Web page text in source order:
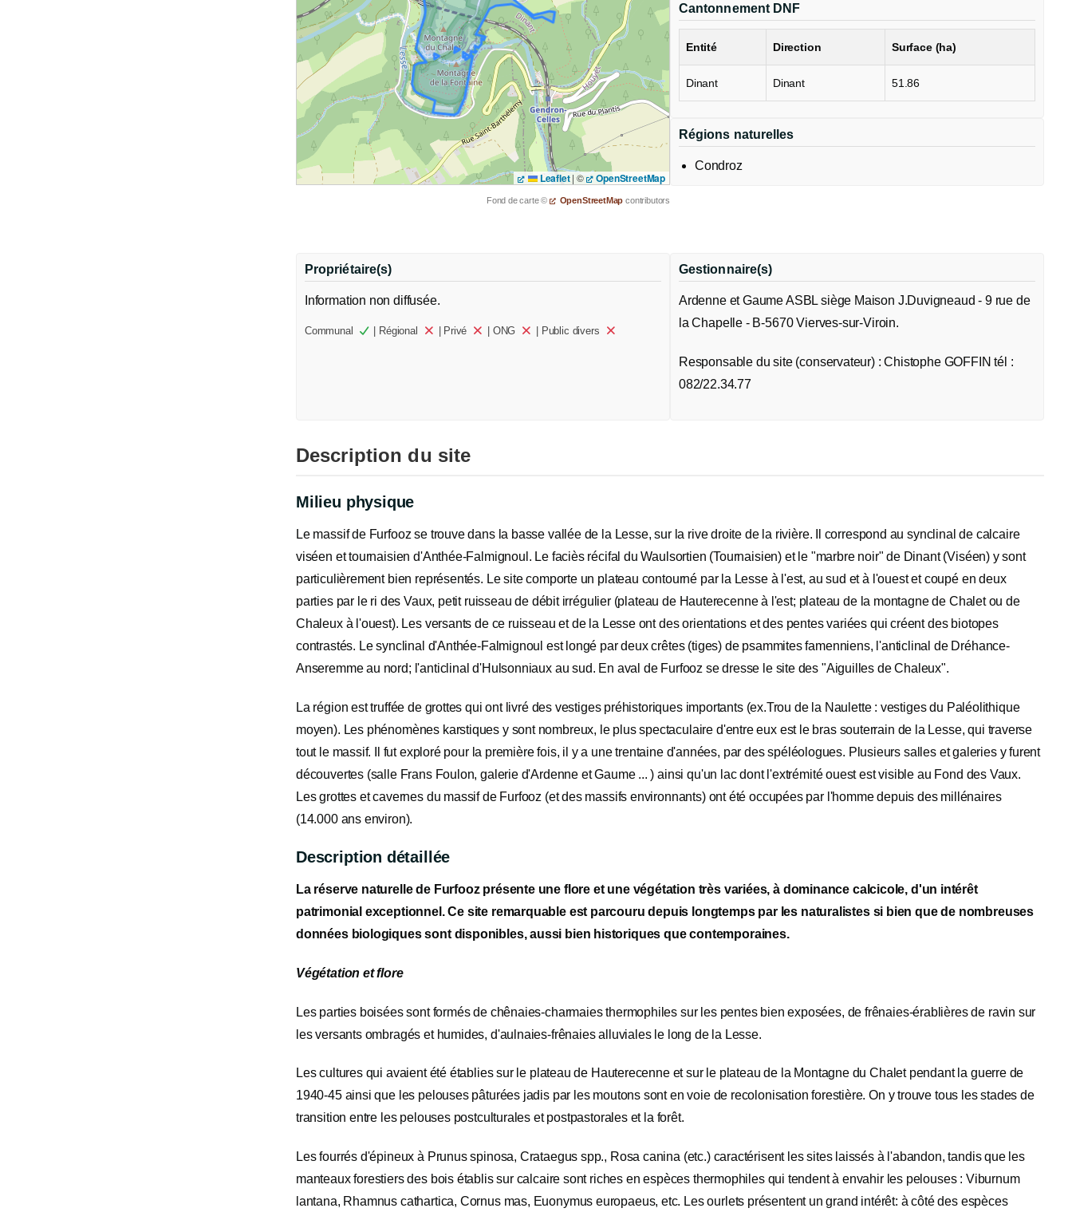
Leaflet | © OpenStreetMap
Fond de carte © OpenStreetMap contributors
Cantonnement DNF
Entité Direction Surface (ha)
Dinant Dinant 51.86
Régions naturelles
Condroz
Propriétaire(s)
Information non diffusée.
Communal | Régional | Privé | ONG | Public divers
Gestionnaire(s)
Ardenne et Gaume ASBL siège Maison J.Duvigneaud - 9 rue de
la Chapelle - B-5670 Vierves-sur-Viroin.
Responsable du site (conservateur) : Chistophe GOFFIN tél :
082/22.34.77
Description du site
Milieu physique
Le massif de Furfooz se trouve dans la basse vallée de la Lesse, sur la rive droite de la rivière. Il correspond au synclinal de calcaire
viséen et tournaisien d'Anthée-Falmignoul. Le faciès récifal du Waulsortien (Tournaisien) et le "marbre noir" de Dinant (Viséen) y sont
particulièrement bien représentés. Le site comporte un plateau contourné par la Lesse à l'est, au sud et à l'ouest et coupé en deux
parties par le ri des Vaux, petit ruisseau de débit irrégulier (plateau de Hauterecenne à l'est; plateau de la montagne de Chalet ou de
Chaleux à l'ouest). Les versants de ce ruisseau et de la Lesse ont des orientations et des pentes variées qui créent des biotopes
contrastés. Le synclinal d'Anthée-Falmignoul est longé par deux crêtes (tiges) de psammites famenniens, l'anticlinal de Dréhance-
Anseremme au nord; l'anticlinal d'Hulsonniaux au sud. En aval de Furfooz se dresse le site des "Aiguilles de Chaleux".
La région est truffée de grottes qui ont livré des vestiges préhistoriques importants (ex.Trou de la Naulette : vestiges du Paléolithique
moyen). Les phénomènes karstiques y sont nombreux, le plus spectaculaire d'entre eux est le bras souterrain de la Lesse, qui traverse
tout le massif. Il fut exploré pour la première fois, il y a une trentaine d'années, par des spéléologues. Plusieurs salles et galeries y furent
découvertes (salle Frans Foulon, galerie d'Ardenne et Gaume ... ) ainsi qu'un lac dont l'extrémité ouest est visible au Fond des Vaux.
Les grottes et cavernes du massif de Furfooz (et des massifs environnants) ont été occupées par l'homme depuis des millénaires
(14.000 ans environ).
Description détaillée
La réserve naturelle de Furfooz présente une flore et une végétation très variées, à dominance calcicole, d'un intérêt
patrimonial exceptionnel. Ce site remarquable est parcouru depuis longtemps par les naturalistes si bien que de nombreuses
données biologiques sont disponibles, aussi bien historiques que contemporaines.
Végétation et flore
Les parties boisées sont formés de chênaies-charmaies thermophiles sur les pentes bien exposées, de frênaies-érablières de ravin sur
les versants ombragés et humides, d'aulnaies-frênaies alluviales le long de la Lesse.
Les cultures qui avaient été établies sur le plateau de Hauterecenne et sur le plateau de la Montagne du Chalet pendant la guerre de
1940-45 ainsi que les pelouses pâturées jadis par les moutons sont en voie de recolonisation forestière. On y trouve tous les stades de
transition entre les pelouses postculturales et postpastorales et la forêt.
Les fourrés d'épineux à Prunus spinosa, Crataegus spp., Rosa canina (etc.) caractérisent les sites laissés à l'abandon, tandis que les
manteaux forestiers des bois établis sur calcaire sont riches en espèces thermophiles qui tendent à envahir les pelouses : Viburnum
lantana, Rhamnus cathartica, Cornus mas, Euonymus europaeus, etc. Les ourlets présentent un grand intérêt: à côté des espèces